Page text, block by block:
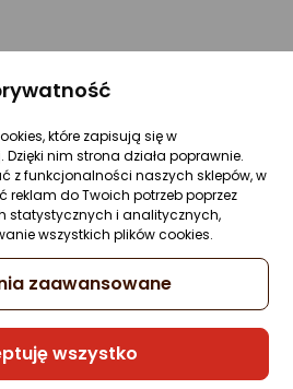
które zapisują się w
nim strona działa poprawnie.
z funkcjonalności naszych sklepów, w
do Twoich potrzeb poprzez
statystycznych i analitycznych,
wszystkich plików cookies.
zaawansowane
wszystko